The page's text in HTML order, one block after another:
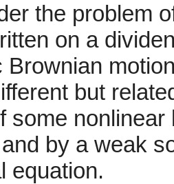
the problem
on a
Brownian
but
some
by a weak
equation.